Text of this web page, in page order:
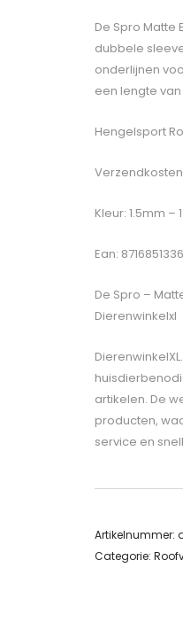
De Spro Matte
dubbele
onderlijnen
een lengte
Hengelsport
Kleur: 1.5mm –
Ean:
De Spro –
Dierenwinkelxl
artikelen. De
producten,
service en
Artikelnummer:
Categorie: